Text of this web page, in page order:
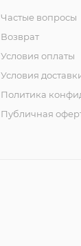
Частые вопросы
Возврат
Условия оплаты
Условия
Политика
Публичная